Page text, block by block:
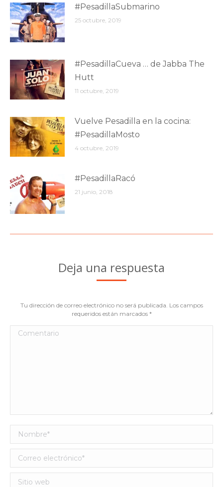
#PesadillaSubmarino
25 octubre, 2019
#PesadillaCueva … de Jabba The
Hutt
11 octubre, 2019
Vuelve Pesadilla en la cocina:
#PesadillaMosto
4 octubre, 2019
#PesadillaRacó
21 junio, 2018
Deja una respuesta
Tu dirección de correo electrónico no será publicada. Los campos
requeridos están marcados *
Comentario
Nombre *
Correo electrónico *
Sitio web